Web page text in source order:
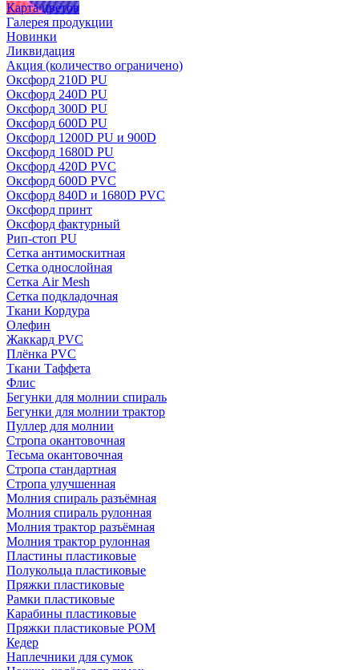
Карта цветов
Галерея продукции
Новинки
Ликвидация
Акция (количество ограничено)
Оксфорд 210D PU
Оксфорд 240D PU
Оксфорд 300D PU
Оксфорд 600D PU
Оксфорд 1200D PU и 900D
Оксфорд 1680D PU
Оксфорд 420D PVC
Оксфорд 600D PVC
Оксфорд 840D и 1680D PVC
Оксфорд принт
Оксфорд фактурный
Рип-стоп PU
Сетка антимоскитная
Сетка однослойная
Сетка Air Mesh
Сетка подкладочная
Ткани Кордура
Олефин
Жаккард PVC
Плёнка PVC
Ткани Таффета
Флис
Бегунки для молнии спираль
Бегунки для молнии трактор
Пуллер для молнии
Стропа окантовочная
Тесьма окантовочная
Стропа стандартная
Стропа улучшенная
Молния спираль разъёмная
Молния спираль рулонная
Молния трактор разъёмная
Молния трактор рулонная
Пластины пластиковые
Полукольца пластиковые
Пряжки пластиковые
Рамки пластиковые
Карабины пластиковые
Пряжки пластиковые РОМ
Кедер
Наплечники для сумок